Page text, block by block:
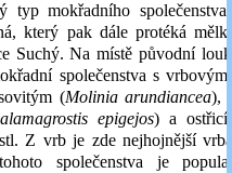
mokřadního
který pak dále protéká
Suchý. Na místě původní
společenstva s
(Molinia arundiancea),
epigejos) a ostřicí
Z vrb je zde nejhojnější
společenstva je